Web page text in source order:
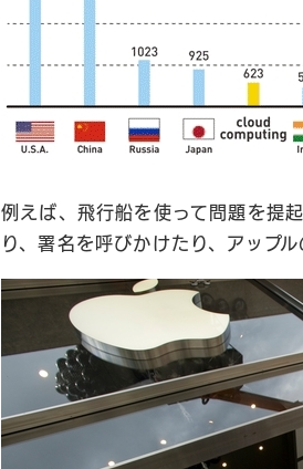
例えば、飛行船を使って問題を提
り、署名を呼びかけたり、アップ